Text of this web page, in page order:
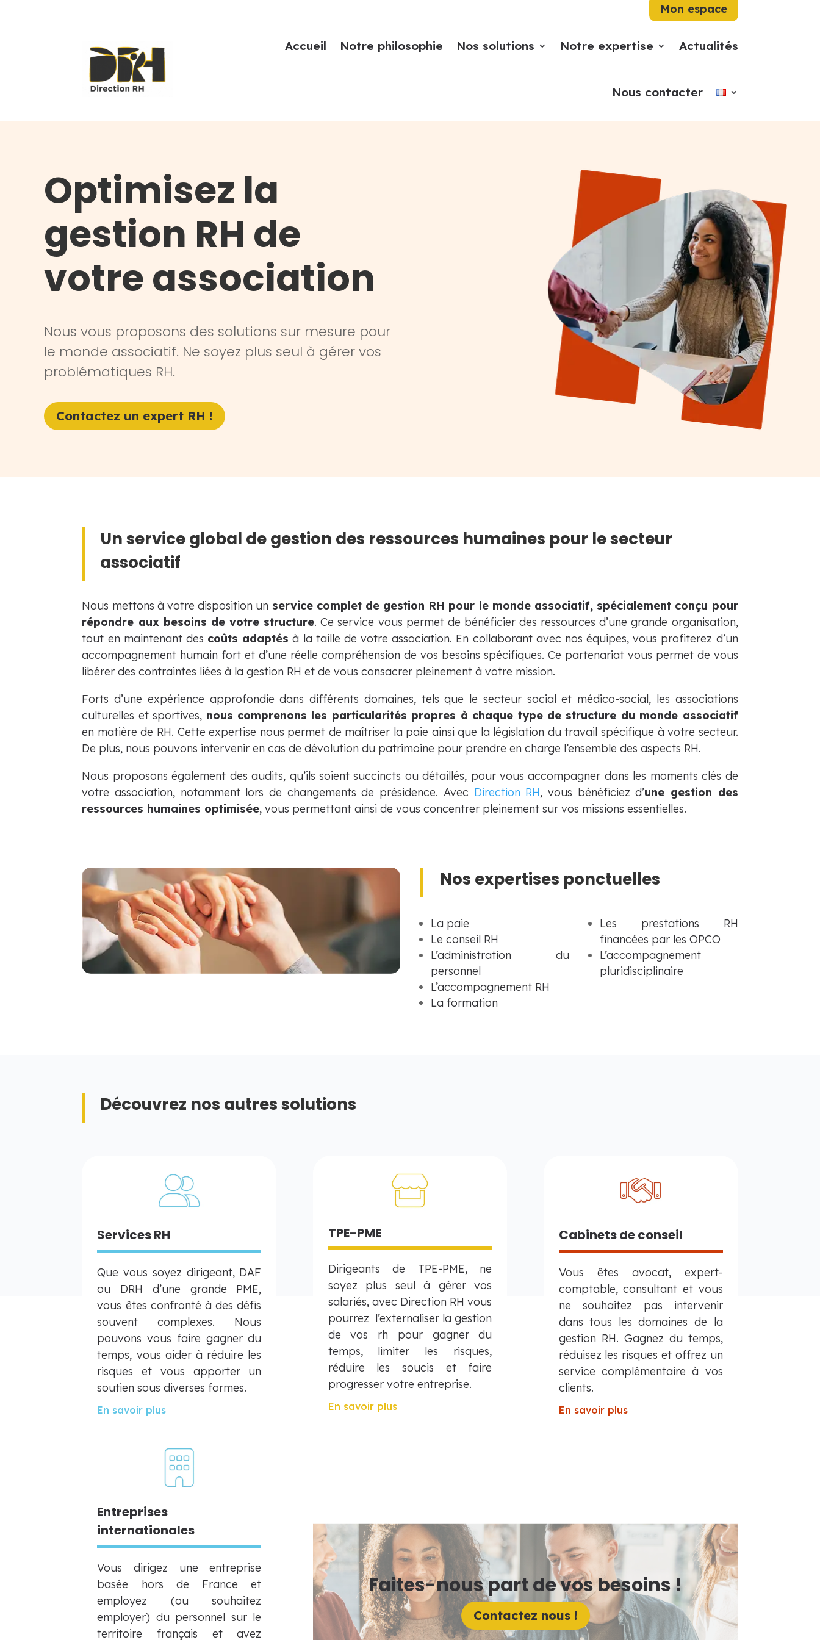
Mon espace
Accueil Notre philosophie Nos solutions Notre expertise Actualités
Nous contacter
Optimisez la
gestion RH de
votre association
Nous vous proposons des solutions sur mesure pour
le monde associatif. Ne soyez plus seul à gérer vos
problématiques RH.
Contactez un expert RH !
Un service global de gestion des ressources humaines pour le secteur
associatif
Nous mettons à votre disposition un service complet de gestion RH pour le monde associatif, spécialement conçu pour
répondre aux besoins de votre structure. Ce service vous permet de bénéficier des ressources d’une grande organisation,
tout en maintenant des coûts adaptés à la taille de votre association. En collaborant avec nos équipes, vous profiterez d’un
accompagnement humain fort et d’une réelle compréhension de vos besoins spécifiques. Ce partenariat vous permet de vous
libérer des contraintes liées à la gestion RH et de vous consacrer pleinement à votre mission.
Forts d’une expérience approfondie dans différents domaines, tels que le secteur social et médico-social, les associations
culturelles et sportives, nous comprenons les particularités propres à chaque type de structure du monde associatif
en matière de RH. Cette expertise nous permet de maîtriser la paie ainsi que la législation du travail spécifique à votre secteur.
De plus, nous pouvons intervenir en cas de dévolution du patrimoine pour prendre en charge l’ensemble des aspects RH.
Nous proposons également des audits, qu’ils soient succincts ou détaillés, pour vous accompagner dans les moments clés de
votre association, notamment lors de changements de présidence. Avec Direction RH, vous bénéficiez d’une gestion des
ressources humaines optimisée, vous permettant ainsi de vous concentrer pleinement sur vos missions essentielles.
Nos expertises ponctuelles
La paie
Le conseil RH
L’administration du
personnel
L’accompagnement RH
La formation
Les prestations RH
financées par les OPCO
L’accompagnement
pluridisciplinaire
Découvrez nos autres solutions
Services RH
Que vous soyez dirigeant, DAF
ou DRH d’une grande PME,
vous êtes confronté à des défis
souvent complexes. Nous
pouvons vous faire gagner du
temps, vous aider à réduire les
risques et vous apporter un
soutien sous diverses formes.
En savoir plus
TPE-PME
Dirigeants de TPE-PME, ne
soyez plus seul à gérer vos
salariés, avec Direction RH vous
pourrez l’externaliser la gestion
de vos rh pour gagner du
temps, limiter les risques,
réduire les soucis et faire
progresser votre entreprise.
En savoir plus
Cabinets de conseil
Vous êtes avocat, expert-
comptable, consultant et vous
ne souhaitez pas intervenir
dans tous les domaines de la
gestion RH. Gagnez du temps,
réduisez les risques et offrez un
service complémentaire à vos
clients.
En savoir plus
Entreprises
internationales
Vous dirigez une entreprise
basée hors de France et
employez (ou souhaitez
employer) du personnel sur le
territoire français et avez
Faites-nous part de vos besoins !
Contactez nous !